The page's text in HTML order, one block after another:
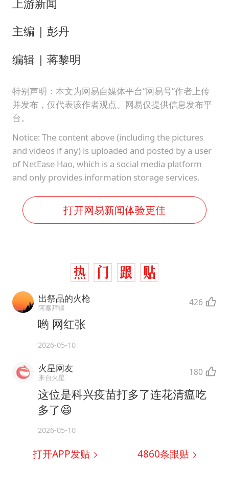
上游新闻
主编 | 彭丹
编辑 | 蒋黎明
特别声明：本文为网易自媒体平台“网易号”作者上传
并发布，仅代表该作者观点。网易仅提供信息发布平
台。
Notice: The content above (including the pictures
and videos if any) is uploaded and posted by a user
of NetEase Hao, which is a social media platform
and only provides information storage services.
打开网易新闻体验更佳
出祭品的火枪
阿塞拜疆 426
哟 网红张
2026-05-10
火星网友
来自火星 180
这位是科兴疫苗打多了连花清瘟吃
多了😆
2026-05-10
打开APP发贴 4860条跟贴